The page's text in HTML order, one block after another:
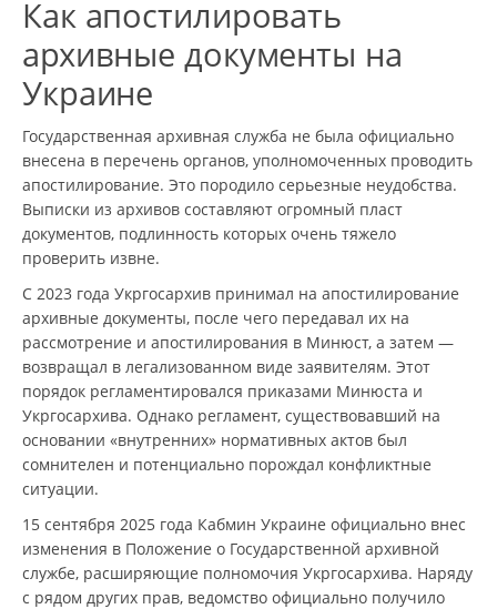
Как апостилировать
архивные документы на
Украине
Государственная архивная служба не была официально
внесена в перечень органов, уполномоченных проводить
апостилирование. Это породило серьезные неудобства.
Выписки из архивов составляют огромный пласт
документов, подлинность которых очень тяжело
проверить извне.
С 2023 года Укргосархив принимал на апостилирование
архивные документы, после чего передавал их на
рассмотрение и апостилирования в Минюст, а затем —
возвращал в легализованном виде заявителям. Этот
порядок регламентировался приказами Минюста и
Укргосархива. Однако регламент, существовавший на
основании «внутренних» нормативных актов был
сомнителен и потенциально порождал конфликтные
ситуации.
15 сентября 2025 года Кабмин Украине официально внес
изменения в Положение о Государственной архивной
службе, расширяющие полномочия Укргосархива. Наряду
с рядом других прав, ведомство официально получило